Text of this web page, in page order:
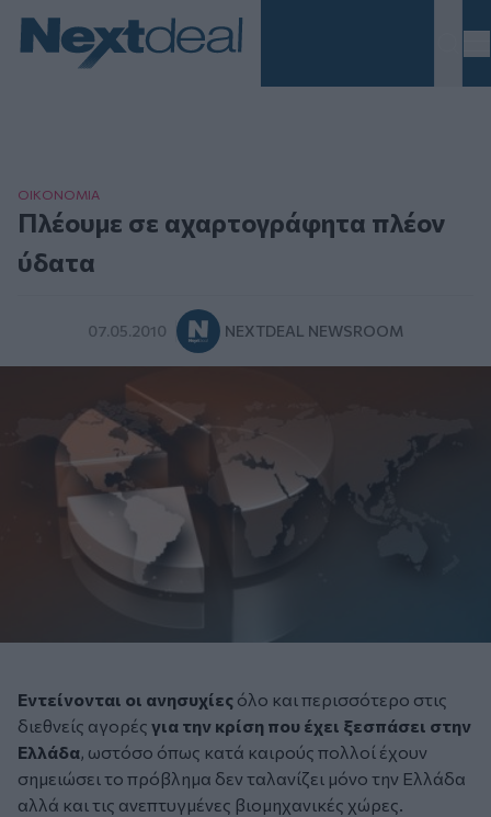
ΟΙΚΟΝΟΜΙΑ
Πλέουμε σε αχαρτογράφητα πλέον
ύδατα
07.05.2010 NEXTDEAL NEWSROOM
Εντείνονται οι ανησυχίες όλο και περισσότερο στις
διεθνείς αγορές για την κρίση που έχει ξεσπάσει στην
Ελλάδα, ωστόσο όπως κατά καιρούς πολλοί έχουν
σημειώσει το πρόβλημα δεν ταλανίζει μόνο την Ελλάδα
αλλά και τις ανεπτυγμένες βιομηχανικές χώρες.